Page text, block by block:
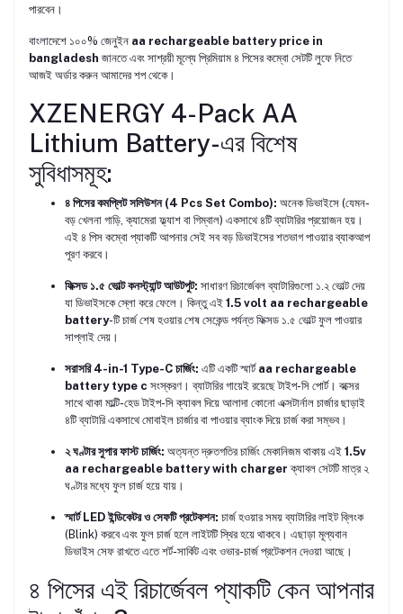
পারবেন।
বাংলাদেশে ১০০% জেনুইন aa rechargeable battery price in
bangladesh জানতে এবং সাশ্রয়ী মূল্যে প্রিমিয়াম ৪ পিসের কম্বো সেটটি লুফে নিতে
আজই অর্ডার করুন আমাদের শপ থেকে।
XZENERGY 4-Pack AA
Lithium Battery-এর বিশেষ
সুবিধাসমূহ:
৪ পিসের কমপ্লিট সলিউশন (4 Pcs Set Combo): অনেক ডিভাইসে (যেমন-
বড় খেলনা গাড়ি, ক্যামেরা ফ্ল্যাশ বা গিম্বাল) একসাথে ৪টি ব্যাটারির প্রয়োজন হয়।
এই ৪ পিস কম্বো প্যাকটি আপনার সেই সব বড় ডিভাইসের শতভাগ পাওয়ার ব্যাকআপ
পূরণ করবে।
ফিক্সড ১.৫ ভোল্ট কনস্ট্যান্ট আউটপুট: সাধারণ রিচার্জেবল ব্যাটারিগুলো ১.২ ভোল্ট দেয়
যা ডিভাইসকে স্লো করে ফেলে। কিন্তু এই 1.5 volt aa rechargeable
battery-টি চার্জ শেষ হওয়ার শেষ সেকেন্ড পর্যন্ত ফিক্সড ১.৫ ভোল্ট ফুল পাওয়ার
সাপ্লাই দেয়।
সরাসরি 4-in-1 Type-C চার্জিং: এটি একটি স্মার্ট aa rechargeable
battery type c সংস্করণ। ব্যাটারির গায়েই রয়েছে টাইপ-সি পোর্ট। বক্সের
সাথে থাকা মাল্টি-হেড টাইপ-সি ক্যাবল দিয়ে আলাদা কোনো এক্সটার্নাল চার্জার ছাড়াই
৪টি ব্যাটারি একসাথে মোবাইল চার্জার বা পাওয়ার ব্যাংক দিয়ে চার্জ করা সম্ভব।
২ ঘণ্টার সুপার ফাস্ট চার্জিং: অত্যন্ত দ্রুতগতির চার্জিং মেকানিজম থাকায় এই 1.5v
aa rechargeable battery with charger ক্যাবল সেটটি মাত্র ২
ঘণ্টার মধ্যে ফুল চার্জ হয়ে যায়।
স্মার্ট LED ইন্ডিকেটর ও সেফটি প্রটেকশন: চার্জ হওয়ার সময় ব্যাটারির লাইট ব্লিংক
(Blink) করবে এবং ফুল চার্জ হলে লাইটটি স্থির হয়ে থাকবে। এছাড়া মূল্যবান
ডিভাইস সেফ রাখতে এতে শর্ট-সার্কিট এবং ওভার-চার্জ প্রটেকশন দেওয়া আছে।
৪ পিসের এই রিচার্জেবল প্যাকটি কেন আপনার